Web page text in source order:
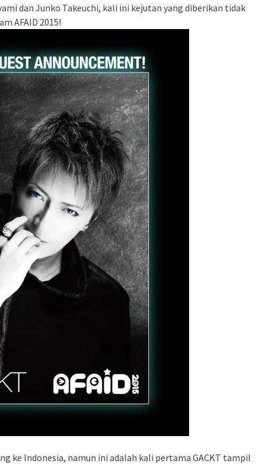
dan Junko Takeuchi, kali ini kejutan yang diberikan tidak
AFAID 2015!
ke Indonesia, namun ini adalah kali pertama GACKT tampil